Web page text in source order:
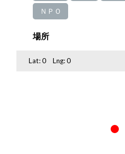
ＮＰＯ
場所
Lat:0 Lng:0